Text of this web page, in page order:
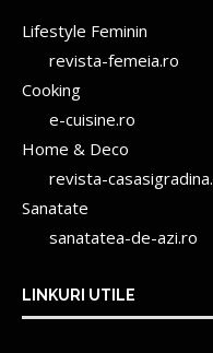
Lifestyle Feminin
revista-femeia.ro
Cooking
e-cuisine.ro
Home & Deco
revista-
Sanatate
sanatatea-de-azi.ro
LINKURI UTILE